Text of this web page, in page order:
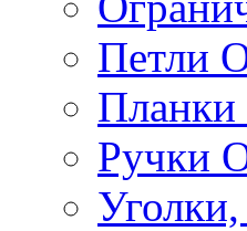
Петли
Ручки